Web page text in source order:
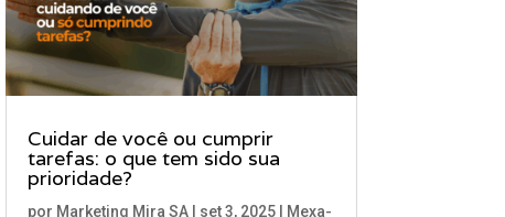
Cuidar de você ou cumprir
tarefas: o que tem sido sua
prioridade?
por Marketing Mira SA| set 3, 2025|
Mexa-